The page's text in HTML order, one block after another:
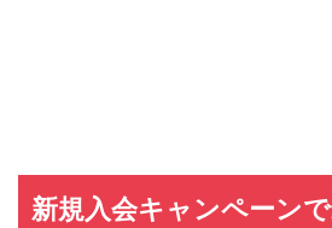
新規入会キャンペーン